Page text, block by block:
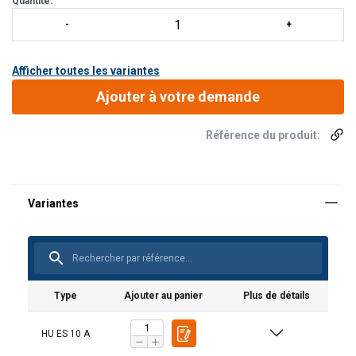
Afficher toutes les variantes
Ajouter à votre demande
Référence du produit:
Type Ajouter au panier Plus de détails
HU ES 10 A